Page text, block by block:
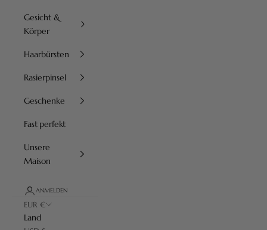
Gesicht &
Körper
Haarbürsten
Rasierpinsel
Geschenke
Fast perfekt
Unsere
Maison
ANMELDEN
EUR €
Land